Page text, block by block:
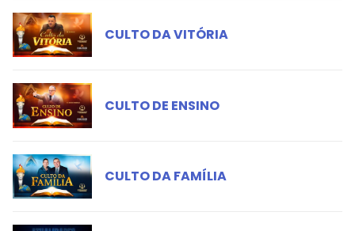
CULTO DA VITÓRIA
CULTO DE ENSINO
CULTO DA FAMÍLIA